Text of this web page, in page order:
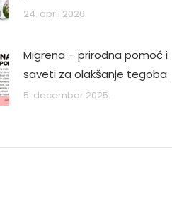
24. april 2026.
Migrena – prirodna pomoć i
saveti za olakšanje tegoba
5. decembar 2025.